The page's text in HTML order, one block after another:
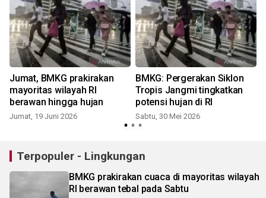
Jumat, BMKG prakirakan
mayoritas wilayah RI
berawan hingga hujan
Jumat, 19 Juni 2026
BMKG: Pergerakan Siklon
Tropis Jangmi tingkatkan
potensi hujan di RI
Sabtu, 30 Mei 2026
Terpopuler - Lingkungan
BMKG prakirakan cuaca di mayoritas wilayah
RI berawan tebal pada Sabtu